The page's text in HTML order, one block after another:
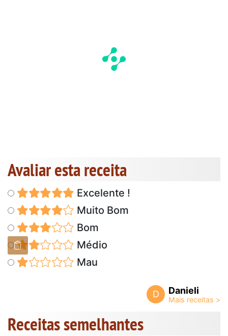
Avaliar esta receita
Excelente !
Muito Bom
Bom
Médio
Mau
D Danieli
Receitas semelhantes